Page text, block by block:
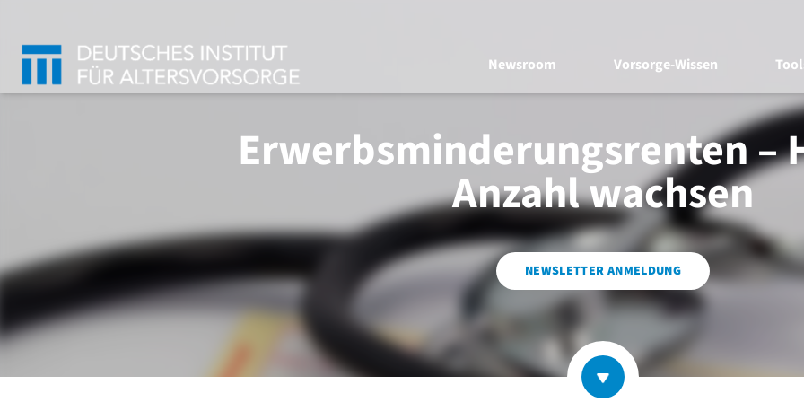
Newsroom Vorsorge-Wissen
Erwerbsminderungsrenten –
Anzahl wachsen
NEWSLETTER ANMELDUNG